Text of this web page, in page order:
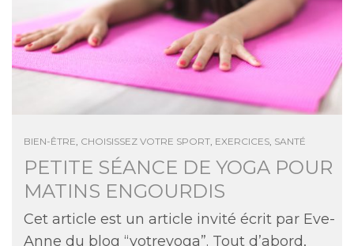
BIEN-ÊTRE, CHOISISSEZ VOTRE SPORT, EXERCICES, SANTÉ
PETITE SÉANCE DE YOGA POUR
MATINS ENGOURDIS
Cet article est un article invité écrit par Eve-
Anne du blog “votreyoga”. Tout d’abord,